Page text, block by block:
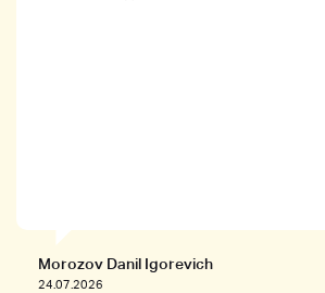
Morozov Danil Igorevich
24.07.2026